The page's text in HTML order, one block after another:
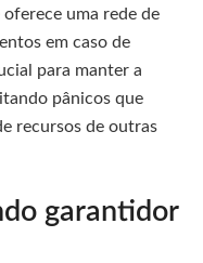
uma rede de
em caso de
para manter a
pânicos que
recursos de outras
garantidor